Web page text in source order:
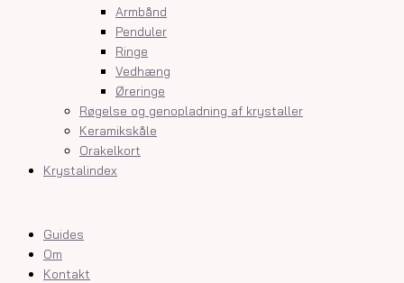
Armbånd
Penduler
Ringe
Vedhæng
Øreringe
Røgelse og genopladning af krystaller
Keramikskåle
Orakelkort
Krystalindex
Guides
Om
Kontakt